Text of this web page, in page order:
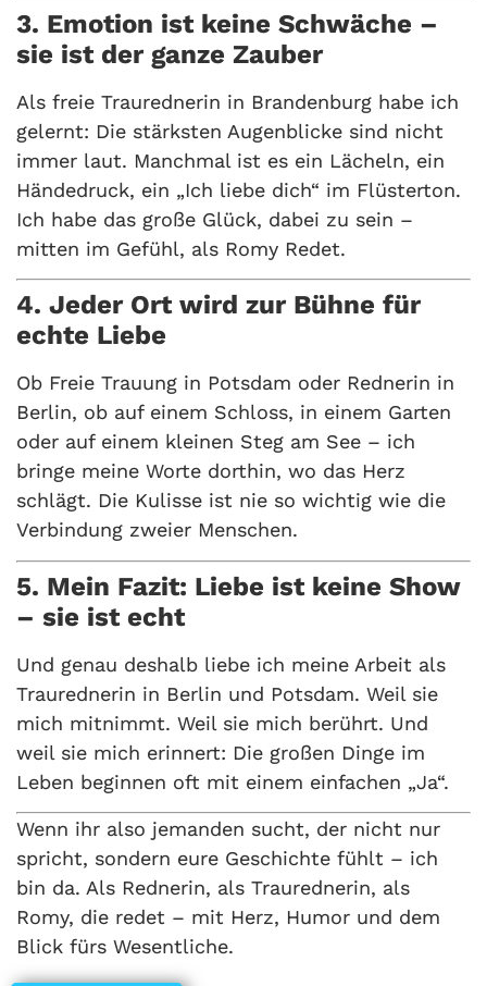
3. Emotion ist keine Schwäche –
sie ist der ganze Zauber
Als freie Traurednerin in Brandenburg habe ich
gelernt: Die stärksten Augenblicke sind nicht
immer laut. Manchmal ist es ein Lächeln, ein
Händedruck, ein „Ich liebe dich“ im Flüsterton.
Ich habe das große Glück, dabei zu sein –
mitten im Gefühl, als Romy Redet.
4. Jeder Ort wird zur Bühne für
echte Liebe
Ob Freie Trauung in Potsdam oder Rednerin in
Berlin, ob auf einem Schloss, in einem Garten
oder auf einem kleinen Steg am See – ich
bringe meine Worte dorthin, wo das Herz
schlägt. Die Kulisse ist nie so wichtig wie die
Verbindung zweier Menschen.
5. Mein Fazit: Liebe ist keine Show
– sie ist echt
Und genau deshalb liebe ich meine Arbeit als
Traurednerin in Berlin und Potsdam. Weil sie
mich mitnimmt. Weil sie mich berührt. Und
weil sie mich erinnert: Die großen Dinge im
Leben beginnen oft mit einem einfachen „Ja“.
Wenn ihr also jemanden sucht, der nicht nur
spricht, sondern eure Geschichte fühlt – ich
bin da. Als Rednerin, als Traurednerin, als
Romy, die redet – mit Herz, Humor und dem
Blick fürs Wesentliche.